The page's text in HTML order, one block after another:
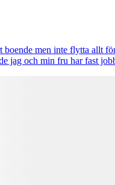
men inte flytta allt
jag och min fru har fast